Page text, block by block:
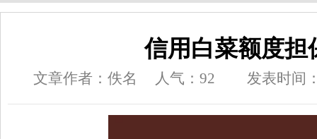
信用白菜额度担
文章作者：佚名 人气： 92 发表时间